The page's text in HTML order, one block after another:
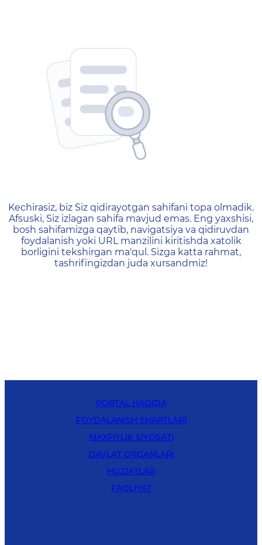
404 — Страница не
Kechirasiz, biz Siz qidirayotgan sahifani topa olmadik.
Afsuski, Siz izlagan sahifa mavjud emas. Eng yaxshisi,
bosh sahifamizga qaytib, navigatsiya va qidiruvdan
foydalanish yoki URL manzilini kiritishda xatolik
borligini tekshirgan ma'qul. Sizga katta rahmat,
tashrifingizdan juda xursandmiz!
PORTAL HAQIDA
FOYDALANISH SHARTLARI
MAXFIYLIK SIYOSATI
DAVLAT ORGANLARI
HUJJATLAR
FAOLIYAT